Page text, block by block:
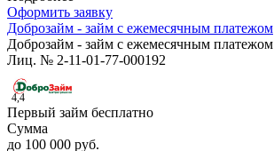
Оформить заявку
Доброзайм - займ с ежемесячным платежом
Доброзайм - займ с ежемесячным платежом
Лиц. № 2-11-01-77-000192
4,4
Первый займ бесплатно
Сумма
до 100 000 руб.